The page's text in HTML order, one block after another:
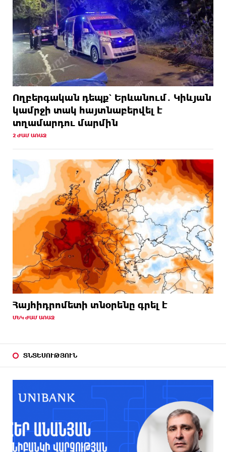
Ողբերգական դեպք՝ Երևանում․ Կիևյան
կամրջի տակ հայտնաբերվել է
տղամարդու մարմին
2 ԺԱՄ ԱՌԱՋ
Հայհիդրոմետի տնօրենը գրել է
ՄԵԿ ԺԱՄ ԱՌԱՋ
ՏՆՏԵՍՈՒԹՅՈՒՆ